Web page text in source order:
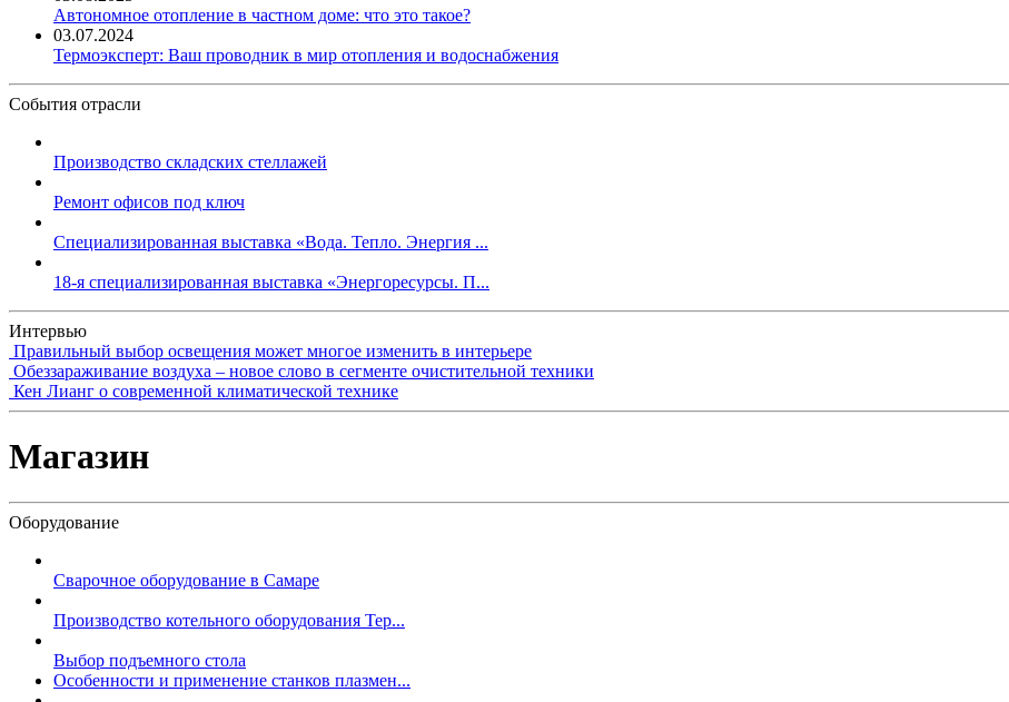
Автономное отопление в частном доме: что это такое?
03.07.2024
Термоэксперт: Ваш проводник в мир отопления и водоснабжения
События отрасли
Производство складских стеллажей
Ремонт офисов под ключ
Специализированная выставка «Вода. Тепло. Энергия ...
18-я специализированная выставка «Энергоресурсы. П...
Интервью
Правильный выбор освещения может многое изменить в интерьере
Обеззараживание воздуха – новое слово в сегменте очистительной техники
Кен Лианг о современной климатической технике
Магазин
Оборудование
Сварочное оборудование в Самаре
Производство котельного оборудования Тер...
Выбор подъемного стола
Особенности и применение станков плазмен...